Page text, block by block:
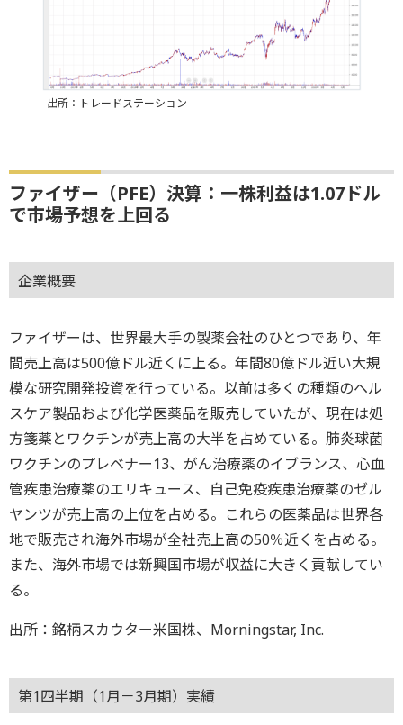
出所：トレードステーション
ファイザー（PFE）決算：一株利益は1.07ドル
で市場予想を上回る
企業概要
ファイザーは、世界最大手の製薬会社のひとつであり、年
間売上高は500億ドル近くに上る。年間80億ドル近い大規
模な研究開発投資を行っている。以前は多くの種類のヘル
スケア製品および化学医薬品を販売していたが、現在は処
方箋薬とワクチンが売上高の大半を占めている。肺炎球菌
ワクチンのプレベナー13、がん治療薬のイブランス、心血
管疾患治療薬のエリキュース、自己免疫疾患治療薬のゼル
ヤンツが売上高の上位を占める。これらの医薬品は世界各
地で販売され海外市場が全社売上高の50％近くを占める。
また、海外市場では新興国市場が収益に大きく貢献してい
る。
出所：銘柄スカウター米国株、Morningstar, Inc.
第1四半期（1月－3月期）実績